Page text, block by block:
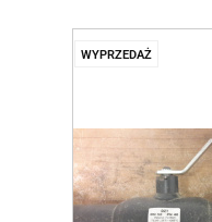
WYPRZEDAŻ